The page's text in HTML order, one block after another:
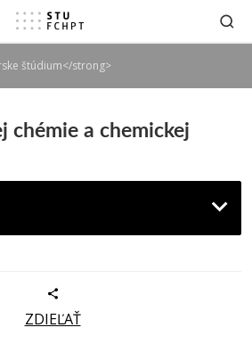
štúdium</strong>
chémie a chemickej
ZDIEĽAŤ